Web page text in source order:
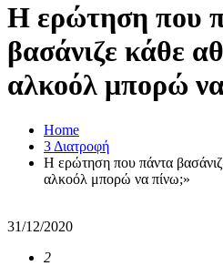
Η ερώτηση που
βασάνιζε κάθε
αλκοόλ μπορώ
Home
3 Διατροφή
Η ερώτηση που πάντα
αλκοόλ μπορώ να πίνω;»
31/12/2020
2